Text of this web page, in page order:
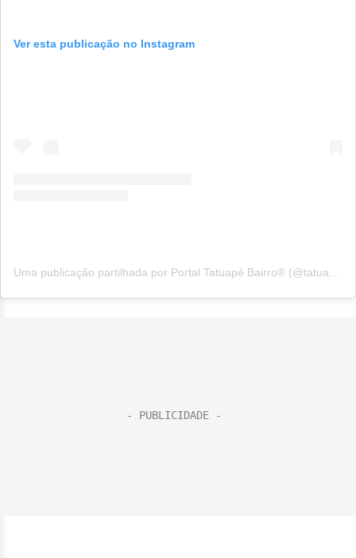
Ver esta publicação no Instagram
Uma publicação partilhada por Portal Tatuapé Bairro®️ (@tatuapebairro)